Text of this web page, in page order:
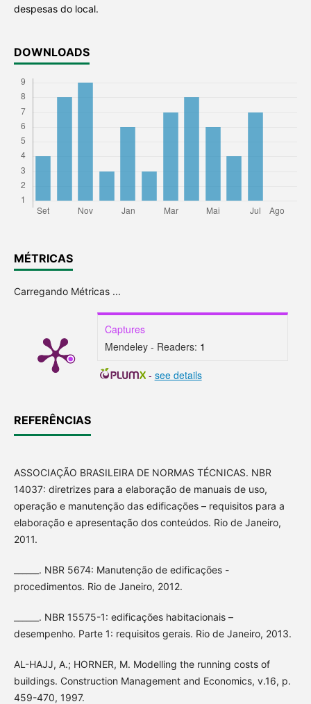
despesas do local.
DOWNLOADS
MÉTRICAS
Carregando Métricas ...
Captures
Mendeley - Readers: 1
- see details
REFERÊNCIAS
ASSOCIAÇÃO BRASILEIRA DE NORMAS TÉCNICAS. NBR
14037: diretrizes para a elaboração de manuais de uso,
operação e manutenção das edificações – requisitos para a
elaboração e apresentação dos conteúdos. Rio de Janeiro,
2011.
______. NBR 5674: Manutenção de edificações -
procedimentos. Rio de Janeiro, 2012.
______. NBR 15575-1: edificações habitacionais –
desempenho. Parte 1: requisitos gerais. Rio de Janeiro, 2013.
AL-HAJJ, A.; HORNER, M. Modelling the running costs of
buildings. Construction Management and Economics, v.16, p.
459-470, 1997.